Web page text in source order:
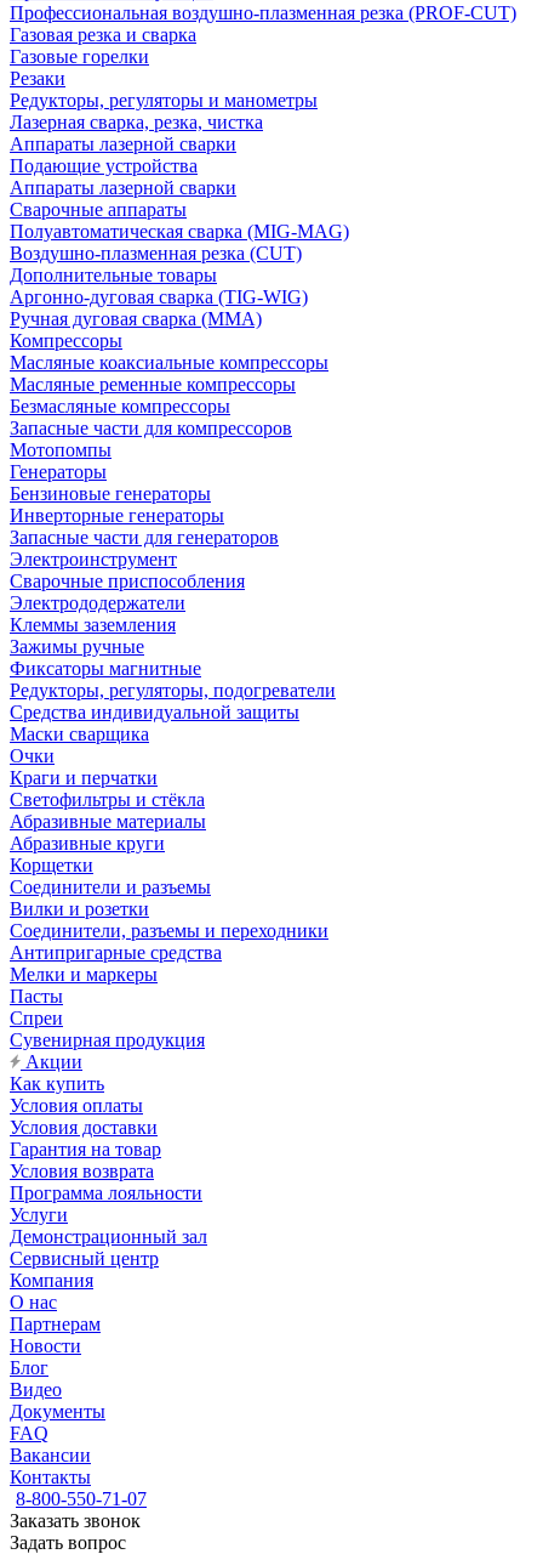
Профессиональная воздушно-плазменная резка (PROF-CUT)
Газовая резка и сварка
Газовые горелки
Резаки
Редукторы, регуляторы и манометры
Лазерная сварка, резка, чистка
Аппараты лазерной сварки
Подающие устройства
Аппараты лазерной сварки
Сварочные аппараты
Полуавтоматическая сварка (MIG-MAG)
Воздушно-плазменная резка (CUT)
Дополнительные товары
Аргонно-дуговая сварка (TIG-WIG)
Ручная дуговая сварка (MMA)
Компрессоры
Масляные коаксиальные компрессоры
Масляные ременные компрессоры
Безмасляные компрессоры
Запасные части для компрессоров
Мотопомпы
Генераторы
Бензиновые генераторы
Инверторные генераторы
Запасные части для генераторов
Электроинструмент
Сварочные приспособления
Электрододержатели
Клеммы заземления
Зажимы ручные
Фиксаторы магнитные
Редукторы, регуляторы, подогреватели
Средства индивидуальной защиты
Маски сварщика
Очки
Краги и перчатки
Светофильтры и стёкла
Абразивные материалы
Абразивные круги
Корщетки
Соединители и разъемы
Вилки и розетки
Соединители, разъемы и переходники
Антипригарные средства
Мелки и маркеры
Пасты
Спреи
Сувенирная продукция
Акции
Как купить
Условия оплаты
Условия доставки
Гарантия на товар
Условия возврата
Программа лояльности
Услуги
Демонстрационный зал
Сервисный центр
Компания
О нас
Партнерам
Новости
Блог
Видео
Документы
FAQ
Вакансии
Контакты
8-800-550-71-07
Заказать звонок
Задать вопрос